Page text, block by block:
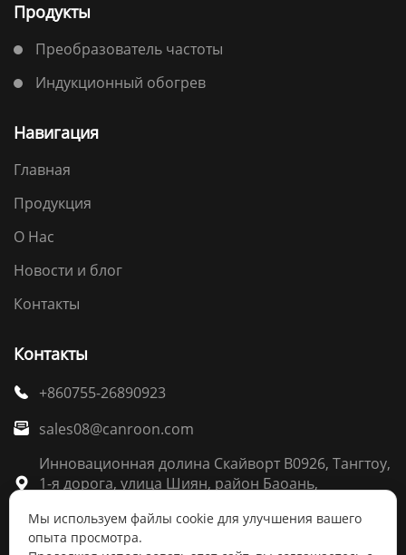
Продукты
Преобразователь частоты
Индукционный обогрев
Навигация
Главная
Продукция
О Нас
Новости и блог
Контакты
Контакты
 +860755-26890923
 sales08@canroon.com

Инновационная долина Скайворт B0926, Тангтоу,
1-я дорога, улица Шиян, район Баоань,
Мы используем файлы cookie для улучшения вашего
опыта просмотра.